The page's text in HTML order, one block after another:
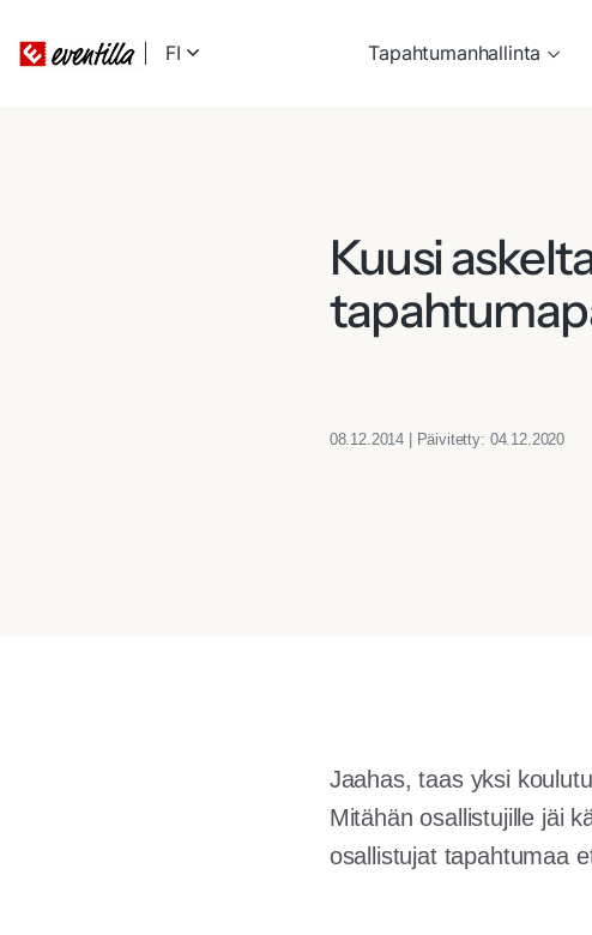
FI Tapahtumanhallinta
Kuusi
08.12.2014 | Päivitetty: 04.12.2020
Jaahas, taas yksi
Mitähän osallistujille jäi
osallistujat tapahtumaa